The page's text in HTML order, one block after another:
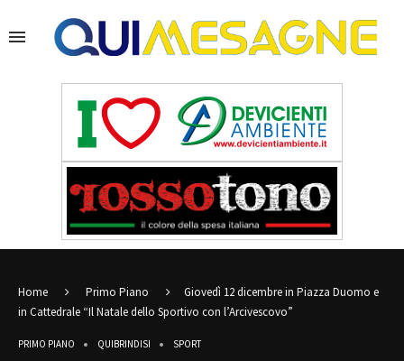
Home Primo Piano
Giovedì 12 dicembre in Piazza Duomo e
in Cattedrale “Il Natale dello Sportivo con l’Arcivescovo”
PRIMO PIANO QUIBRINDISI SPORT